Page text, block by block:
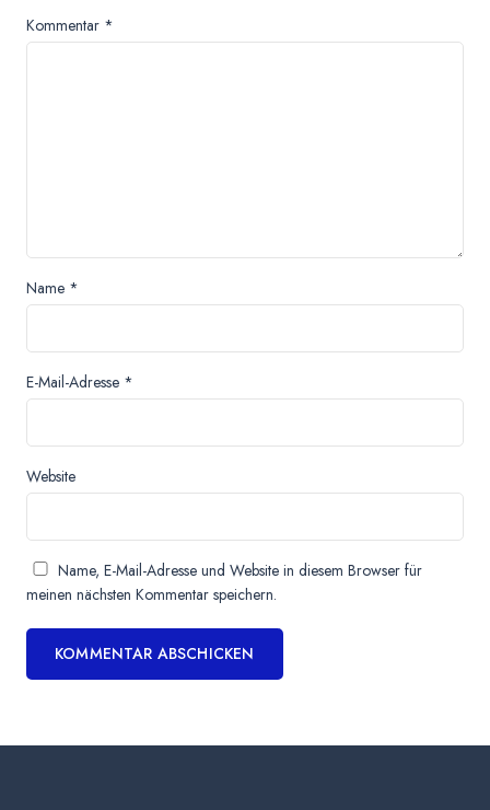
Kommentar *
Name *
E-Mail-Adresse *
Website
Name, E-Mail-Adresse und Website in diesem Browser für
meinen nächsten Kommentar speichern.